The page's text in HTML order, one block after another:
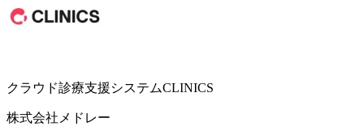
クラウド診療支援システムCLINICS
株式会社メドレー